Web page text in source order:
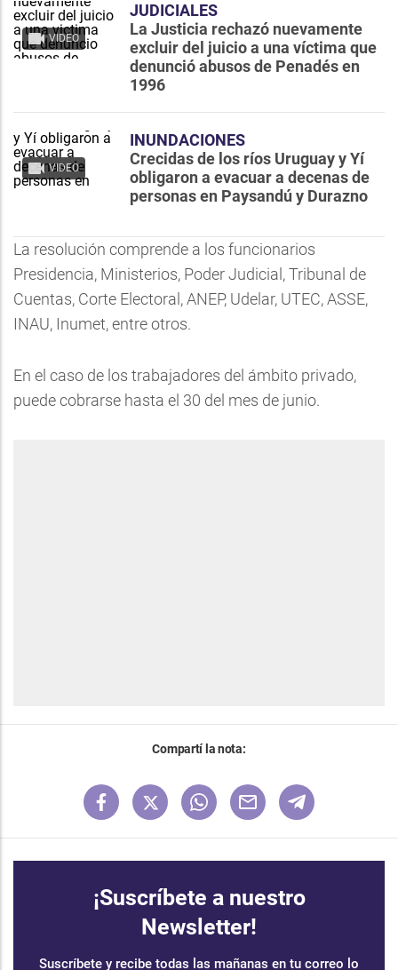
VIDEO
JUDICIALES
La Justicia rechazó nuevamente
excluir del juicio a una víctima que
denunció abusos de Penadés en
1996
VIDEO
INUNDACIONES
Crecidas de los ríos Uruguay y Yí
obligaron a evacuar a decenas de
personas en Paysandú y Durazno
La resolución comprende a los funcionarios
Presidencia, Ministerios, Poder Judicial, Tribunal de
Cuentas, Corte Electoral, ANEP, Udelar, UTEC, ASSE,
INAU, Inumet, entre otros.
En el caso de los trabajadores del ámbito privado,
puede cobrarse hasta el 30 del mes de junio.
Compartí la nota:
¡Suscríbete a nuestro
Newsletter!
Suscríbete y recibe todas las mañanas en tu correo lo